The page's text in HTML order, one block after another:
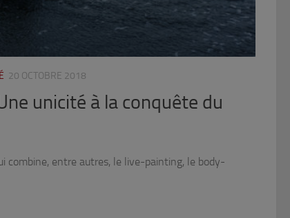
20 OCTOBRE 2018
unicité à la conquête du
combine, entre autres, le live-painting, le body-